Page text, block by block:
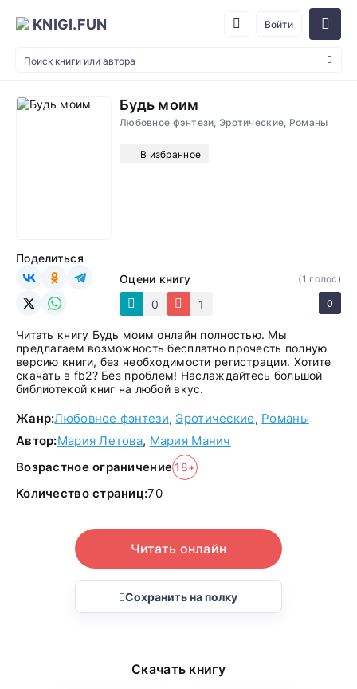
KNIGI.FUN Войти
Будь моим
Любовное фэнтези, Эротические, Романы
В избранное
Оцени книгу
0
1
(1 голос)
0
Поделиться
Читать книгу Будь моим онлайн полностью. Мы
предлагаем возможность бесплатно прочесть полную
версию книги, без необходимости регистрации. Хотите
скачать в fb2? Без проблем! Наслаждайтесь большой
библиотекой книг на любой вкус.
Жанр:Любовное фэнтези, Эротические, Романы
Автор:Мария Летова, Мария Манич
Возрастное ограничение 18+
Количество страниц:70
Читать онлайн
Сохранить на полку
Скачать книгу